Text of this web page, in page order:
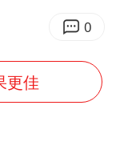
贯穿浙江
几元成本的AI广告导致千万市值蒸发
0
更佳